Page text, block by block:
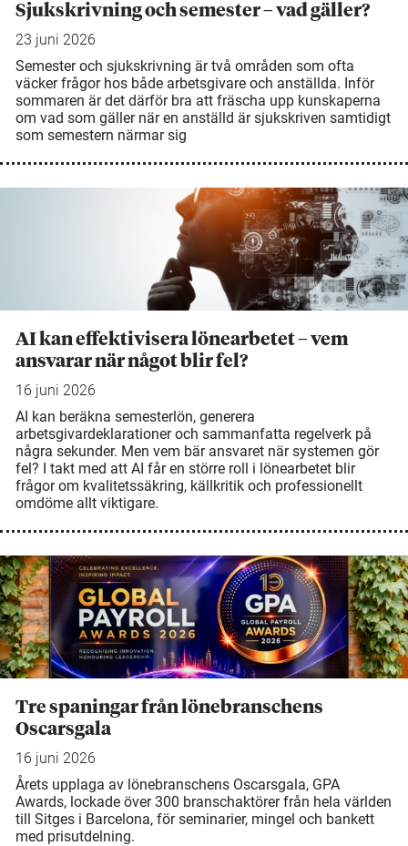
Sjukskrivning och semester – vad gäller?
23 juni 2026
Semester och sjukskrivning är två områden som ofta
väcker frågor hos både arbetsgivare och anställda. Inför
sommaren är det därför bra att fräscha upp kunskaperna
om vad som gäller när en anställd är sjukskriven samtidigt
som semestern närmar sig
AI kan effektivisera lönearbetet – vem
ansvarar när något blir fel?
16 juni 2026
AI kan beräkna semesterlön, generera
arbetsgivardeklarationer och sammanfatta regelverk på
några sekunder. Men vem bär ansvaret när systemen gör
fel? I takt med att AI får en större roll i lönearbetet blir
frågor om kvalitetssäkring, källkritik och professionellt
omdöme allt viktigare.
Tre spaningar från lönebranschens
Oscarsgala
16 juni 2026
Årets upplaga av lönebranschens Oscarsgala, GPA
Awards, lockade över 300 branschaktörer från hela världen
till Sitges i Barcelona, för seminarier, mingel och bankett
med prisutdelning.